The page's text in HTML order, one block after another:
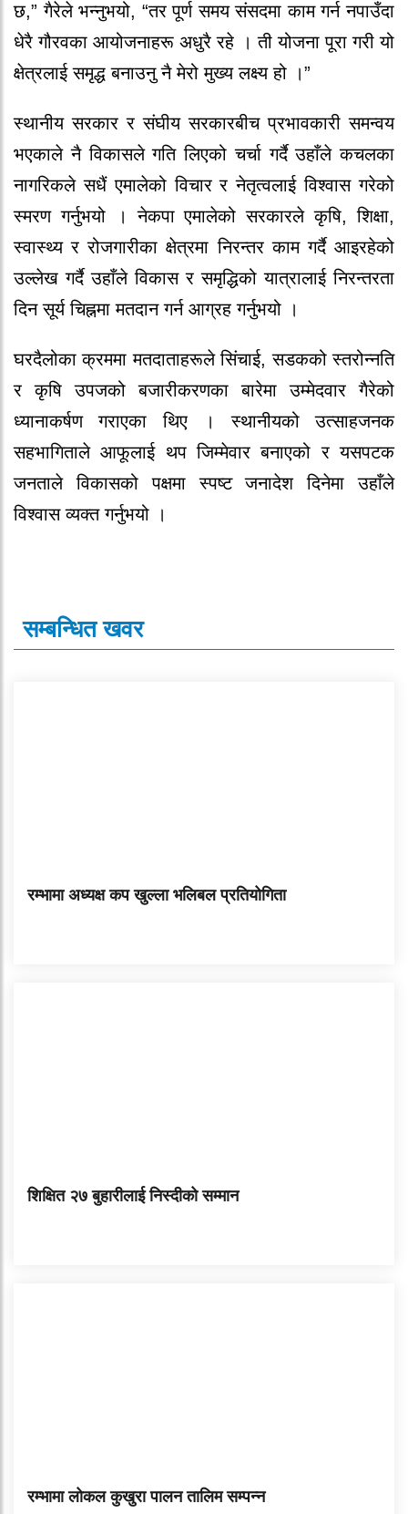
छ,” गैरेले भन्नुभयो, “तर पूर्ण समय संसदमा काम गर्न नपाउँदा
धेरै गौरवका आयोजनाहरू अधुरै रहे । ती योजना पूरा गरी यो
क्षेत्रलाई समृद्ध बनाउनु नै मेरो मुख्य लक्ष्य हो ।”
स्थानीय सरकार र संघीय सरकारबीच प्रभावकारी समन्वय
भएकाले नै विकासले गति लिएको चर्चा गर्दै उहाँले कचलका
नागरिकले सधैं एमालेको विचार र नेतृत्वलाई विश्वास गरेको
स्मरण गर्नुभयो । नेकपा एमालेको सरकारले कृषि, शिक्षा,
स्वास्थ्य र रोजगारीका क्षेत्रमा निरन्तर काम गर्दै आइरहेको
उल्लेख गर्दै उहाँले विकास र समृद्धिको यात्रालाई निरन्तरता
दिन सूर्य चिह्नमा मतदान गर्न आग्रह गर्नुभयो ।
घरदैलोका क्रममा मतदाताहरूले सिंचाई, सडकको स्तरोन्नति
र कृषि उपजको बजारीकरणका बारेमा उम्मेदवार गैरेको
ध्यानाकर्षण गराएका थिए । स्थानीयको उत्साहजनक
सहभागिताले आफूलाई थप जिम्मेवार बनाएको र यसपटक
जनताले विकासको पक्षमा स्पष्ट जनादेश दिनेमा उहाँले
विश्वास व्यक्त गर्नुभयो ।
सम्बन्धित खवर
रम्भामा अध्यक्ष कप खुल्ला भलिबल प्रतियोगिता
शिक्षित २७ बुहारीलाई निस्दीको सम्मान
रम्भामा लोकल कुखुरा पालन तालिम सम्पन्न